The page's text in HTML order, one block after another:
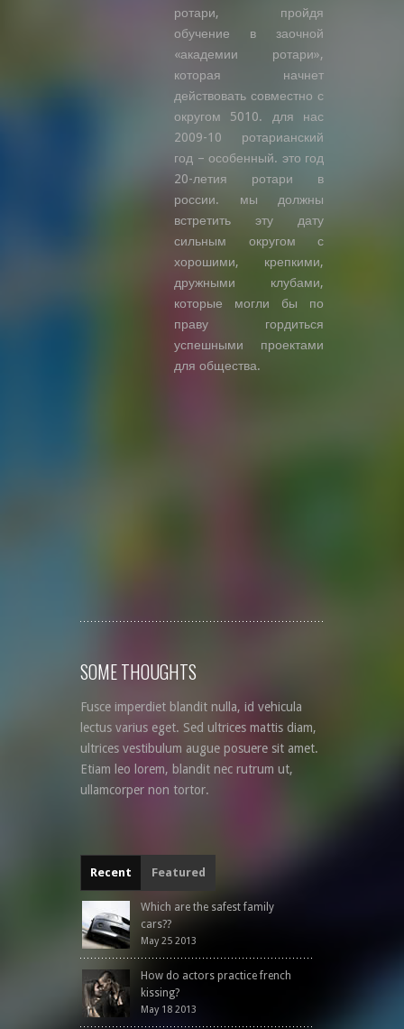
ротари, пройдя
обучение в заочной
«академии ротари»,
которая начнет
действовать совместно с
округом 5010. для нас
2009-10 ротарианский
год – особенный. это год
20-летия ротари в
россии. мы должны
встретить эту дату
сильным округом с
хорошими, крепкими,
дружными клубами,
которые могли бы по
праву гордиться
успешными проектами
для общества.
SOME THOUGHTS
Fusce imperdiet blandit nulla, id vehicula
lectus varius eget. Sed ultrices mattis diam,
ultrices vestibulum augue posuere sit amet.
Etiam leo lorem, blandit nec rutrum ut,
ullamcorper non tortor.
Recent Featured
Which are the safest family
cars??
May 25 2013
How do actors practice french
kissing?
May 18 2013